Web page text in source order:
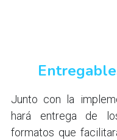
Junto con la
hará entrega de
formatos que